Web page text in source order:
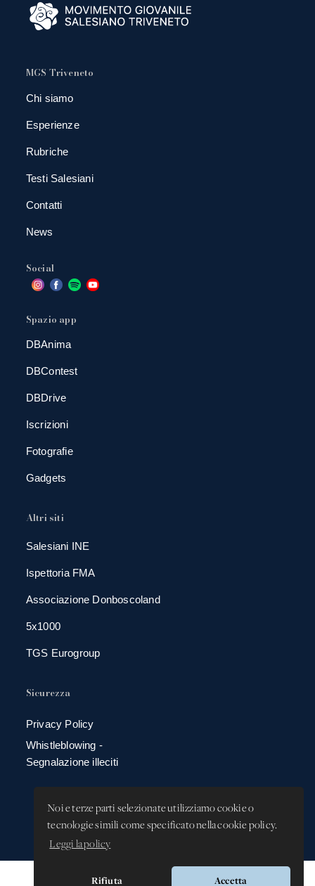
Noi e terze parti selezionate utilizziamo cookie o
tecnologie simili come specificato nella cookie policy.
Leggi la policy
Rifiuta Accetta
MGS Triveneto
Chi siamo
Esperienze
Rubriche
Testi Salesiani
Contatti
News
Social
Spazio app
DBAnima
DBContest
DBDrive
Iscrizioni
Fotografie
Gadgets
Altri siti
Salesiani INE
Ispettoria FMA
Associazione Donboscoland
5x1000
TGS Eurogroup
Sicurezza
Privacy Policy
Whistleblowing -
Segnalazione illeciti